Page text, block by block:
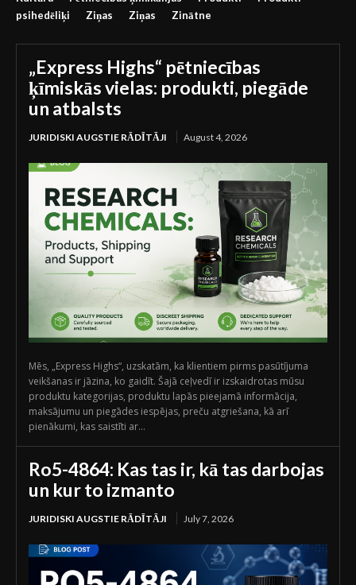
psihedēliķi
Ziņas Ziņas Zinātne
„Express Highs“ pētniecības
ķīmiskās vielas: produkti, piegāde
un atbalsts
JURIDISKI AUGSTIE RĀDĪTĀJI August 4, 2026
Mēs, „Express Highs“, uzskatām, ka klientiem pirms pasūtījuma
veikšanas ir jāzina, ko gaidīt. Šajā ceļvedī ir izskaidrotas mūsu
produktu kategorijas, produktu lapās pieejamā informācija,
maksājumu un piegādes iespējas, preču atgriešana, kā arī
pienākumi, kas saistīti ar...
Ro5-4864: Kas tas ir, kā tas darbojas
un kur to izmanto
JURIDISKI AUGSTIE RĀDĪTĀJI July 7, 2026